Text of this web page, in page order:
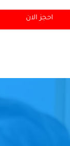
احجز الان